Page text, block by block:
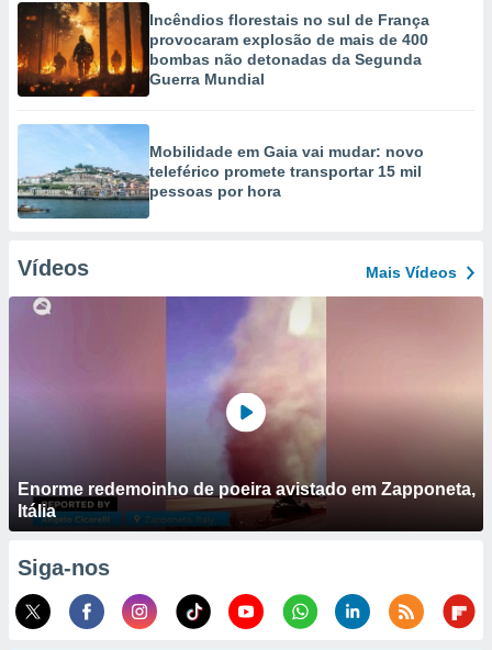
Incêndios florestais no sul de França
provocaram explosão de mais de 400
bombas não detonadas da Segunda
Guerra Mundial
Mobilidade em Gaia vai mudar: novo
teleférico promete transportar 15 mil
pessoas por hora
Vídeos Mais Vídeos
Enorme redemoinho de poeira avistado em Zapponeta,
Itália
Siga-nos